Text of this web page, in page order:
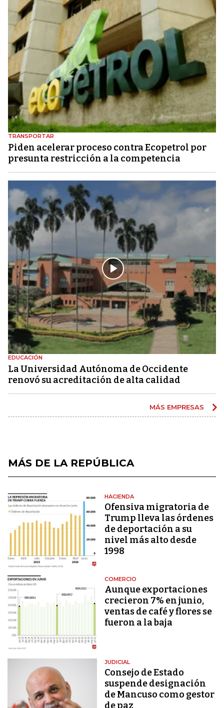
TRANSPORTAR
Piden acelerar proceso contra Ecopetrol por
presunta restricción a la competencia
EDUCACIÓN
La Universidad Autónoma de Occidente
renovó su acreditación de alta calidad
MÁS EMPRESAS
MÁS DE LA REPÚBLICA
HACIENDA
Ofensiva migratoria de
Trump lleva las órdenes
de deportación a su
nivel más alto desde
1998
COMERCIO
Aunque exportaciones
crecieron 7% en junio,
ventas de café y flores se
fueron a la baja
JUDICIAL
Consejo de Estado
suspende designación
de Mancuso como gestor
de paz